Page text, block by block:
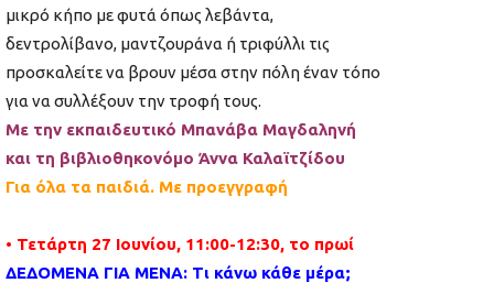
μικρό κήπο με φυτά όπως λεβάντα,
δεντρολίβανο, μαντζουράνα ή τριφύλλι τις
προσκαλείτε να βρουν μέσα στην πόλη έναν τόπο
για να συλλέξουν την τροφή τους.
Με την εκπαιδευτικό Μπανάβα Μαγδαληνή
και τη βιβλιοθηκονόμο Άννα Καλαϊτζίδου
Για όλα τα παιδιά. Με προεγγραφή
• Τετάρτη 27 Ιουνίου, 11:00-12:30, το πρωί
ΔΕΔΟΜΕΝΑ ΓΙΑ ΜΕΝΑ: Τι κάνω κάθε μέρα;